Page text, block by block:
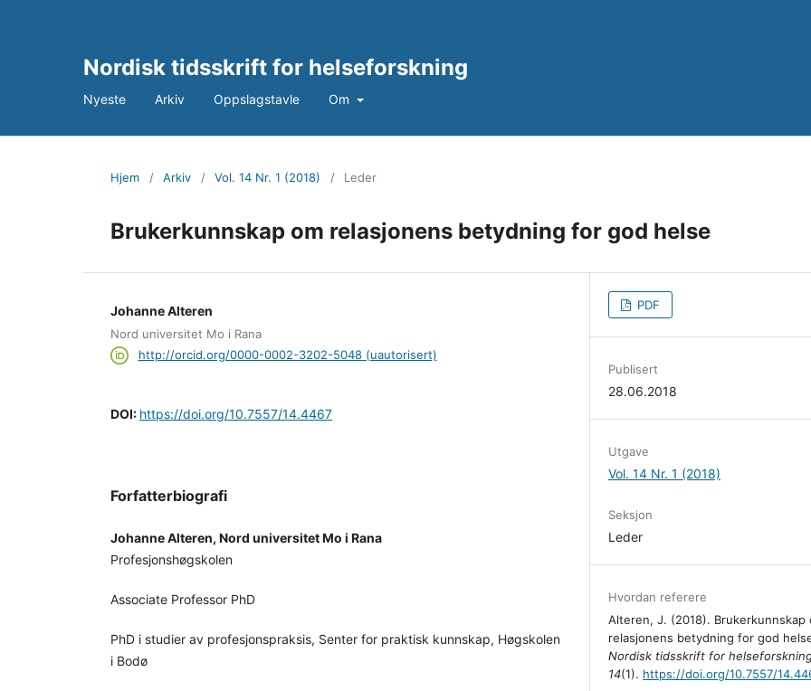
Nordisk tidsskrift for helseforskning
Nyeste Arkiv Oppslagstavle Om
Hjem / Arkiv / Vol. 14 Nr. 1 (2018) / Leder
Brukerkunnskap om relasjonens betydning for god helse
Johanne Alteren
Nord universitet Mo i Rana
http://orcid.org/0000-0002-3202-5048 (uautorisert)
DOI: https://doi.org/10.7557/14.4467
Forfatterbiografi
Johanne Alteren, Nord universitet Mo i Rana
Profesjonshøgskolen
Associate Professor PhD
PhD i studier av profesjonspraksis, Senter for praktisk kunnskap, Høgskolen
i Bodø
PDF
Publisert
28.06.2018
Utgave
Vol. 14 Nr. 1 (2018)
Seksjon
Leder
Hvordan referere
Alteren, J. (2018). Brukerkunnskap
relasjonens betydning for god
Nordisk tidsskrift for
14(1). https://doi.org/10.7557/